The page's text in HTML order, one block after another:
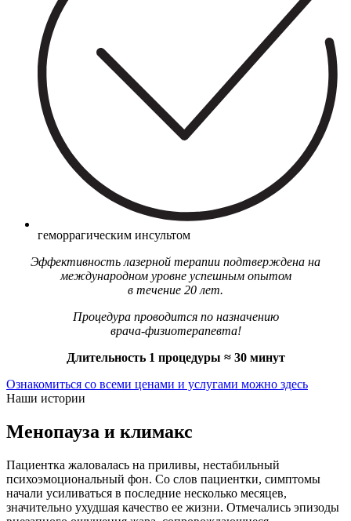
геморрагическим инсультом
Эффективность лазерной терапии подтверждена на
международном уровне успешным опытом
в течение 20 лет.
Процедура проводится по назначению
врача-физиотерапевта!
Длительность 1 процедуры ≈ 30 минут
Ознакомиться со всеми ценами и услугами можно здесь
Наши истории
Менопауза и климакс
Пациентка жаловалась на приливы, нестабильный
психоэмоциональный фон. Со слов пациентки, симптомы
начали усиливаться в последние несколько месяцев,
значительно ухудшая качество ее жизни. Отмечались эпизоды